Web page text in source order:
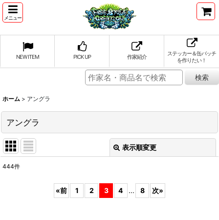
メニュー
NEW ITEM PICK UP 作家紹介
ステッカー＆缶バッチ
を作りたい！
ホーム > アングラ
アングラ
表示順変更
444件
«前 1 2 3 4 ... 8 次»